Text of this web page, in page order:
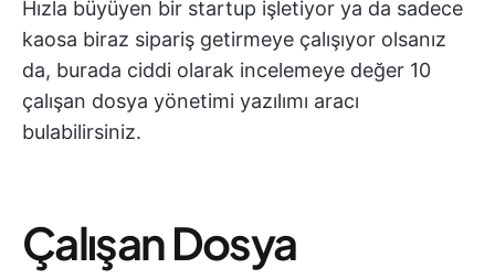
Hızla büyüyen bir startup işletiyor ya da sadece
kaosa biraz sipariş getirmeye çalışıyor olsanız
da, burada ciddi olarak incelemeye değer 10
çalışan dosya yönetimi yazılımı aracı
bulabilirsiniz.
Çalışan Dosya